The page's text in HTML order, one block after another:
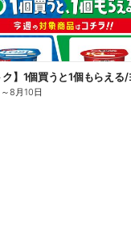
～8月10日